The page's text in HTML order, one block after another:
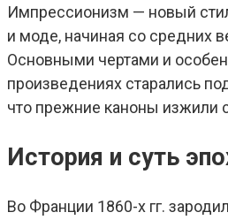
Импрессионизм — новый
и моде, начиная со средних
Основными чертами и
произведениях старались
что прежние каноны изжили
История и суть
Во Франции 1860-х гг.